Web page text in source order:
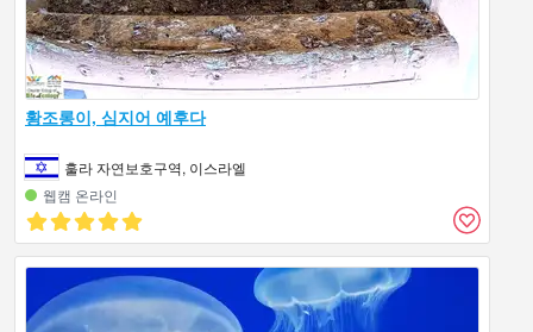
황조롱이, 심지어 예후다
훌라 자연보호구역, 이스라엘
웹캠 온라인